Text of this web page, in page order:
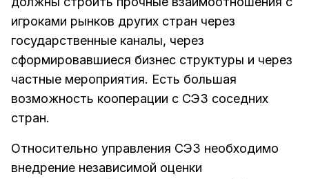
игроками рынков других стран через
государственные каналы, через
сформировавшиеся бизнес структуры и через
частные мероприятия. Есть большая
возможность кооперации с СЭЗ соседних
стран.
Относительно управления СЭЗ необходимо
внедрение независимой оценки